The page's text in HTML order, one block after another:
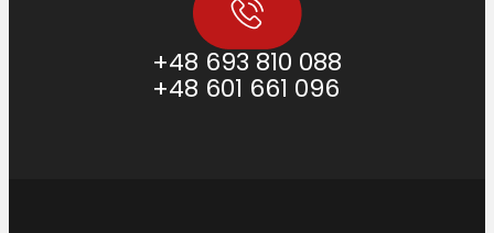
+48 693 810 088
+48 601 661 096